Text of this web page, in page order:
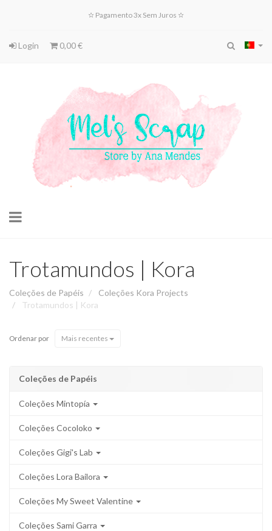
✫ Pagamento 3x Sem Juros ✫
Login 0,00 €
Toggle
Trotamundos | Kora
Coleções de Papéis
Coleções Kora Projects
Trotamundos | Kora
Ordenar por Mais recentes
Coleções de Papéis
Coleções Mintopía
Coleções Cocoloko
Coleções Gigi's Lab
Coleções Lora Bailora
Coleções My Sweet Valentine
Coleções Sami Garra